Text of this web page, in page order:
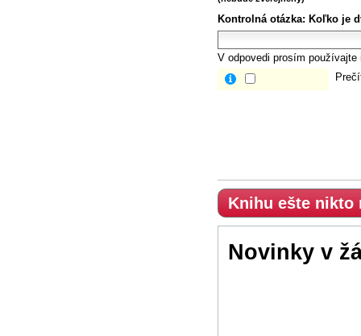
Kontrolná otázka: Koľko je
V odpovedi prosím
Knihu ešte nikto
Novinky v